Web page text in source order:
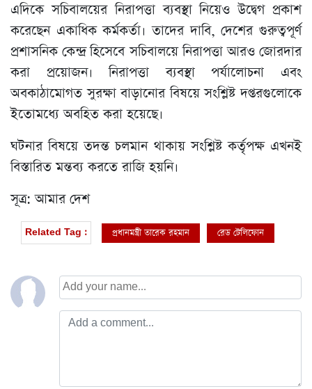
এদিকে সচিবালয়ের নিরাপত্তা ব্যবস্থা নিয়েও উদ্বেগ প্রকাশ
করেছেন একাধিক কর্মকর্তা। তাদের দাবি, দেশের গুরুত্বপূর্ণ
প্রশাসনিক কেন্দ্র হিসেবে সচিবালয়ে নিরাপত্তা আরও জোরদার
করা প্রয়োজন। নিরাপত্তা ব্যবস্থা পর্যালোচনা এবং
অবকাঠামোগত সুরক্ষা বাড়ানোর বিষয়ে সংশ্লিষ্ট দপ্তরগুলোকে
ইতোমধ্যে অবহিত করা হয়েছে।
ঘটনার বিষয়ে তদন্ত চলমান থাকায় সংশ্লিষ্ট কর্তৃপক্ষ এখনই
বিস্তারিত মন্তব্য করতে রাজি হয়নি।
সূত্র: আমার দেশ
Related Tag : প্রধানমন্ত্রী তারেক রহমান রেড টেলিফোন